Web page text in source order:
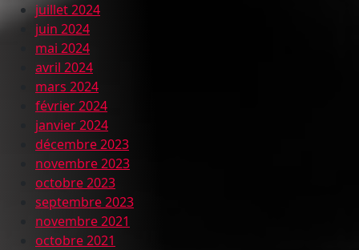
juillet 2024
juin 2024
mai 2024
avril 2024
mars 2024
février 2024
janvier 2024
décembre 2023
novembre 2023
octobre 2023
septembre 2023
novembre 2021
octobre 2021